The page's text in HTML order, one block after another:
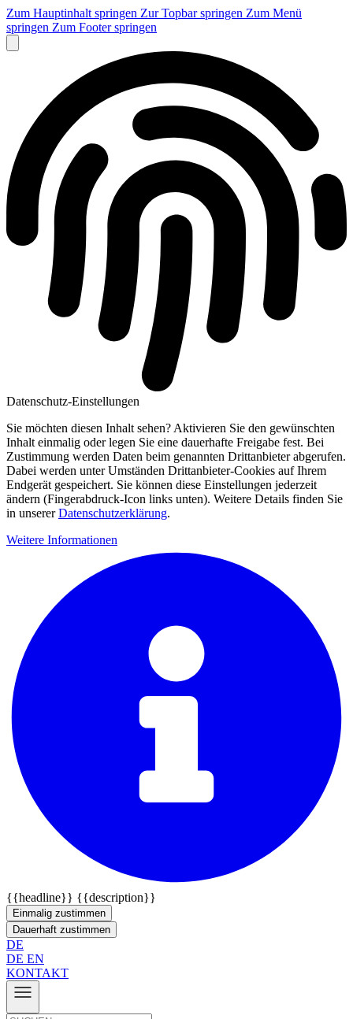
Zum Hauptinhalt springen Zur Topbar springen Zum Menü
springen Zum Footer springen
Datenschutz-Einstellungen
Sie möchten diesen Inhalt sehen? Aktivieren Sie den gewünschten
Inhalt einmalig oder legen Sie eine dauerhafte Freigabe fest. Bei
Zustimmung werden Daten beim genannten Drittanbieter abgerufen.
Dabei werden unter Umständen Drittanbieter-Cookies auf Ihrem
Endgerät gespeichert. Sie können diese Einstellungen jederzeit
ändern (Fingerabdruck-Icon links unten). Weitere Details finden Sie
in unsererDatenschutzerklärung.
Weitere Informationen
{{headline}} {{description}}
Einmalig zustimmen
Dauerhaft zustimmen
DE
DE EN
KONTAKT